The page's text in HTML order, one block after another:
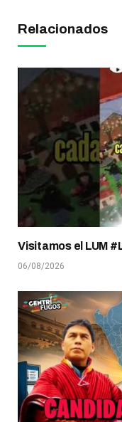
Relacionados
Visitamos el LUM
06/08/2026